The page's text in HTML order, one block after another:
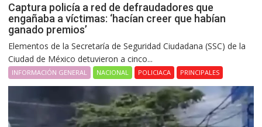
Captura policía a red de defraudadores que
engañaba a víctimas: ‘hacían creer que habían
ganado premios’
Elementos de la Secretaría de Seguridad Ciudadana (SSC) de la
Ciudad de México detuvieron a cinco...
INFORMACIÓN GENERAL NACIONAL POLICIACA PRINCIPALES